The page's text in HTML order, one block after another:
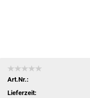
Art.Nr.:
Lieferzeit: